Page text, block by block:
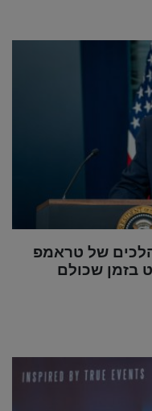
של טראמפ
בזמן שכולם